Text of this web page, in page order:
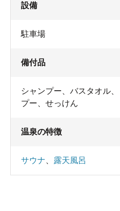
設備
駐車場
備付品
シャンプー バスタオル
プー
せっけん
温泉の特徴
サウナ 露天風呂